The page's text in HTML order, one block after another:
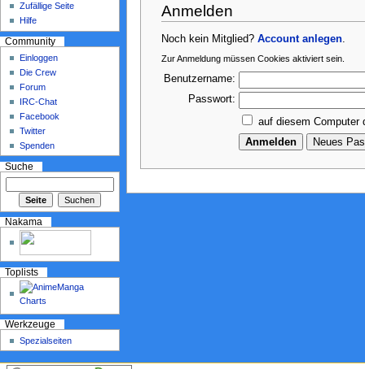
Anmelden
Noch kein Mitglied?Account anlegen
Zur Anmeldung müssen Cookies aktiviert sein.
Benutzername:
Passwort:
auf diesem Computer
Zufällige Seite
Hilfe
Community
Einloggen
Die Crew
Forum
IRC-Chat
Facebook
Twitter
Spenden
Suche
Nakama
Toplists
Werkzeuge
Spezialseiten